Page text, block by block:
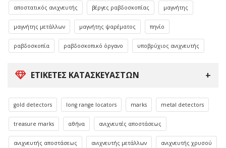
αποστατικός ανιχνευτής βέργες ραβδοσκοπίας μαγνήτης
μαγνήτης μετάλλων μαγνήτης ψαρέματος πηνίο
ραβδοσκοπία ραβδοσκοπικό όργανο υποβρύχιος ανιχνευτής
ΕΤΙΚΈΤΕΣ ΚΑΤΑΣΚΕΥΑΣΤΏΝ
gold detectors long range locators marks metal detectors
treasure marks αθήνα ανιχνευτές αποστάσεως
ανιχνευτής αποστάσεως ανιχνευτής μετάλλων ανιχνευτής χρυσού